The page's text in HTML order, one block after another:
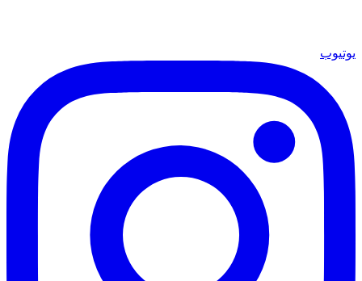
يوتيوب